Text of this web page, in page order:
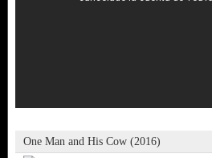
One Man and His Cow (2016)